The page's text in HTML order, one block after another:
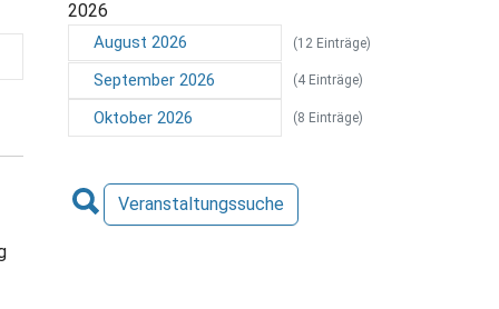
2026
August 2026 (12 Einträge)
September 2026 (4 Einträge)
Oktober 2026 (8 Einträge)
Veranstaltungssuche